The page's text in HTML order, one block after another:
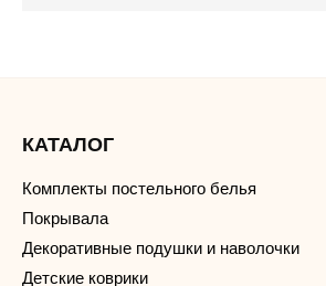
КАТАЛОГ
Комплекты постельного белья
Покрывала
Декоративные подушки и наволочки
Детские коврики